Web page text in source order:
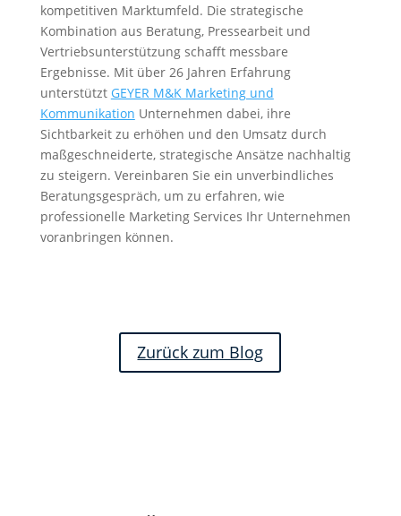
kompetitiven Marktumfeld. Die strategische
Kombination aus Beratung, Pressearbeit und
Vertriebsunterstützung schafft messbare
Ergebnisse. Mit über 26 Jahren Erfahrung
unterstützt GEYER M&K Marketing und
Kommunikation Unternehmen dabei, ihre
Sichtbarkeit zu erhöhen und den Umsatz durch
maßgeschneiderte, strategische Ansätze nachhaltig
zu steigern. Vereinbaren Sie ein unverbindliches
Beratungsgespräch, um zu erfahren, wie
professionelle Marketing Services Ihr Unternehmen
voranbringen können.
Zurück zum Blog